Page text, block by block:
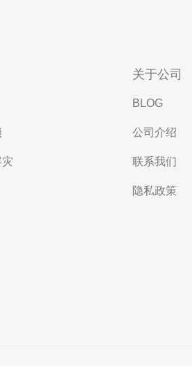
关于公司
BLOG
公司介绍
联系我们
隐私政策